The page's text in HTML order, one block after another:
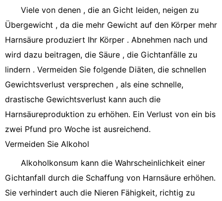
Viele von denen , die an Gicht leiden, neigen zu
Übergewicht , da die mehr Gewicht auf den Körper mehr
Harnsäure produziert Ihr Körper . Abnehmen nach und
wird dazu beitragen, die Säure , die Gichtanfälle zu
lindern . Vermeiden Sie folgende Diäten, die schnellen
Gewichtsverlust versprechen , als eine schnelle,
drastische Gewichtsverlust kann auch die
Harnsäureproduktion zu erhöhen. Ein Verlust von ein bis
zwei Pfund pro Woche ist ausreichend.
Vermeiden Sie Alkohol
Alkoholkonsum kann die Wahrscheinlichkeit einer
Gichtanfall durch die Schaffung von Harnsäure erhöhen.
Sie verhindert auch die Nieren Fähigkeit, richtig zu